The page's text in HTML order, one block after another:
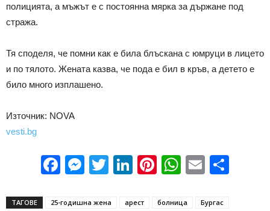
полицията, а мъжът е с постоянна мярка за държане под
стража.
Тя споделя, че помни как е била блъскана с юмруци в лицето
и по тялото. Жената казва, че пода е бил в кръв, а детето е
било много изплашено.
Източник: NOVA
vesti.bg
Facebook
Messenger
Twitter
LinkedIn
Pinterest
WhatsApp
Email
ТАГОВЕ 25-годишна жена арест болница
Бургас